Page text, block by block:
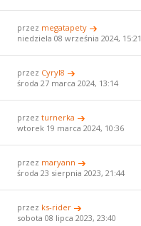
przez megatapety
niedziela 08 września 2024, 15:21
przez Cyryl8
środa 27 marca 2024, 13:14
przezturnerka
wtorek 19 marca 2024, 10:36
przez maryann
środa 23 sierpnia 2023, 21:44
przez ks-rider
sobota 08 lipca 2023, 23:40